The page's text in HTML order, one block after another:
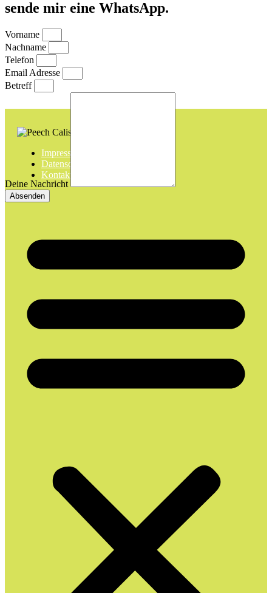
sende mir eine WhatsApp.
Vorname
Nachname
Telefon
Email Adresse
Betreff
Deine Nachricht
Absenden
Impressum
Datenschutz
Kontakt